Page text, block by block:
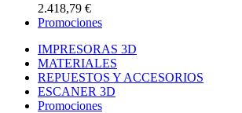
2.418,79 €
Promociones
IMPRESORAS 3D
MATERIALES
REPUESTOS Y ACCESORIOS
ESCANER 3D
Promociones